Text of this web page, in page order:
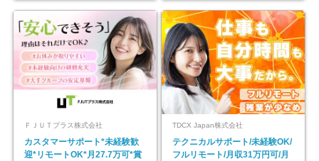
ＦＪＵＴプラス株式会社
カスタマーサポート*未経験歓
迎*リモートOK*月27.7万可*賞
TDCX Japan株式会社
テクニカルサポート/未経験OK/
フルリモート/月収31万円可/月